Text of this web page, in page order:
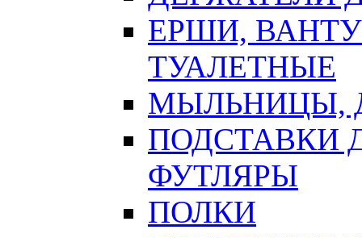
ЕРШИ,
ТУАЛЕТНЫЕ
МЫЛЬНИЦЫ,
ПОДСТАВКИ
ФУТЛЯРЫ
ПОЛКИ